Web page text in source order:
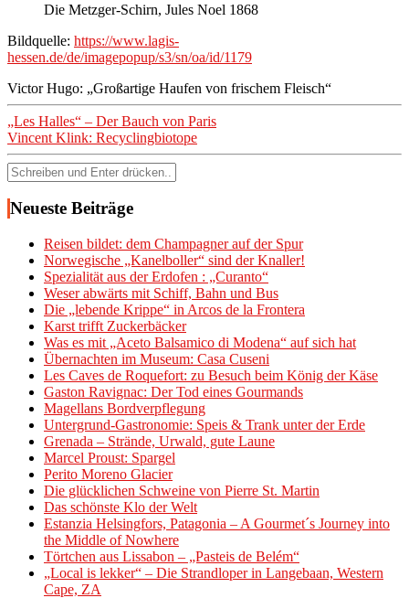
Die Metzger-Schirn, Jules Noel 1868
Bildquelle: https://www.lagis-
hessen.de/de/imagepopup/s3/sn/oa/id/1179
Victor Hugo: „Großartige Haufen von frischem Fleisch“
Beitragsnavigation
„Les Halles“ – Der Bauch von Paris
Vincent Klink: Recyclingbiotope
Suchen
nach:
Neueste Beiträge
Reisen bildet: dem Champagner auf der Spur
Norwegische „Kanelboller“ sind der Knaller!
Spezialität aus der Erdofen : „Curanto“
Weser abwärts mit Schiff, Bahn und Bus
Die „lebende Krippe“ in Arcos de la Frontera
Karst trifft Zuckerbäcker
Was es mit „Aceto Balsamico di Modena“ auf sich hat
Übernachten im Museum: Casa Cuseni
Les Caves de Roquefort: zu Besuch beim König der Käse
Gaston Ravignac: Der Tod eines Gourmands
Magellans Bordverpflegung
Untergrund-Gastronomie: Speis & Trank unter der Erde
Grenada – Strände, Urwald, gute Laune
Marcel Proust: Spargel
Perito Moreno Glacier
Die glücklichen Schweine von Pierre St. Martin
Das schönste Klo der Welt
Estanzia Helsingfors, Patagonia – A Gourmet´s Journey into
the Middle of Nowhere
Törtchen aus Lissabon – „Pasteis de Belém“
„Local is lekker“ – Die Strandloper in Langebaan, Western
Cape, ZA